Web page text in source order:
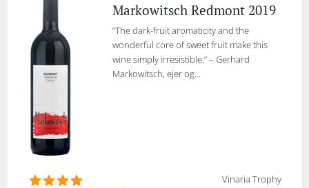
Markowitsch Redmont 2019
“The dark-fruit aromaticity and the
wonderful core of sweet fruit make this
wine simply irresistible.” – Gerhard
Markowitsch, ejer og...
Vinaria Trophy